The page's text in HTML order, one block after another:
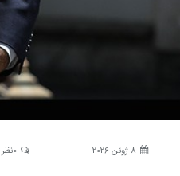
8 ژوئن 2026 0نظر